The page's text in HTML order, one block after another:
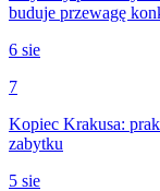
buduje przewagę
6 sie
7
Kopiec Krakusa:
zabytku
5 sie